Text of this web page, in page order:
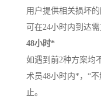
用户提供相关损坏
可在24小时内到达
48小时*
如遇到前2种方案均
术员48小时内*，“
止。